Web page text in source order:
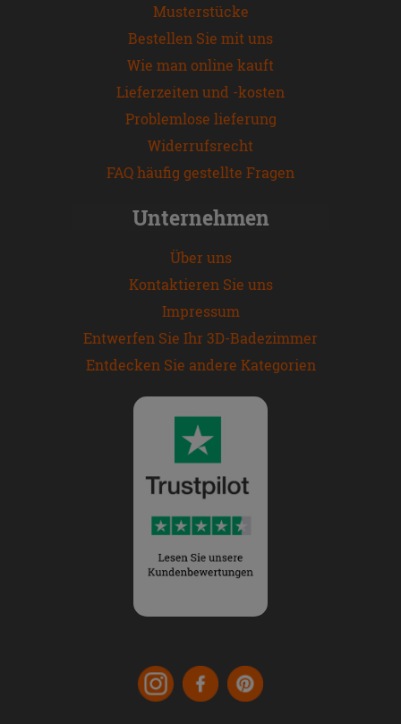
Musterstücke
Bestellen Sie mit uns
Wie man online kauft
Lieferzeiten und -kosten
Problemlose lieferung
Widerrufsrecht
FAQ häufig gestellte Fragen
Unternehmen
Über uns
Kontaktieren Sie uns
Impressum
Entwerfen Sie Ihr 3D-Badezimmer
Entdecken Sie andere Kategorien